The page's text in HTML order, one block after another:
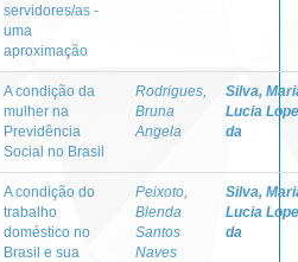
servidores/as -
uma
aproximação
A condição da
mulher na
Previdência
Social no Brasil
Rodrigues,
Bruna
Angela
Silva,
Lucia
da
A condição do
trabalho
doméstico no
Brasil e sua
Peixoto,
Blenda
Santos
Naves
Silva,
Lucia
da